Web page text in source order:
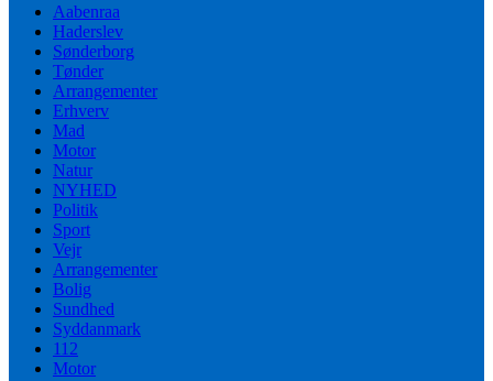
Aabenraa
Haderslev
Sønderborg
Tønder
Arrangementer
Erhverv
Mad
Motor
Natur
NYHED
Politik
Sport
Vejr
Arrangementer
Bolig
Sundhed
Syddanmark
112
Motor